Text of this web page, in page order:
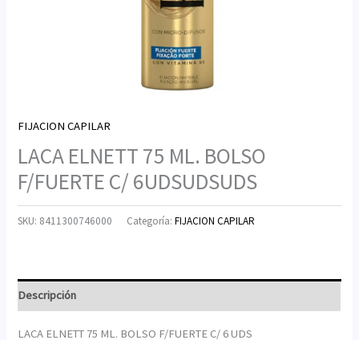
FIJACION CAPILAR
LACA ELNETT 75 ML. BOLSO
F/FUERTE C/ 6UDSUDSUDS
SKU: 8411300746000 Categoría:FIJACION CAPILAR
Descripción
LACA ELNETT 75 ML. BOLSO F/FUERTE C/ 6 UDS